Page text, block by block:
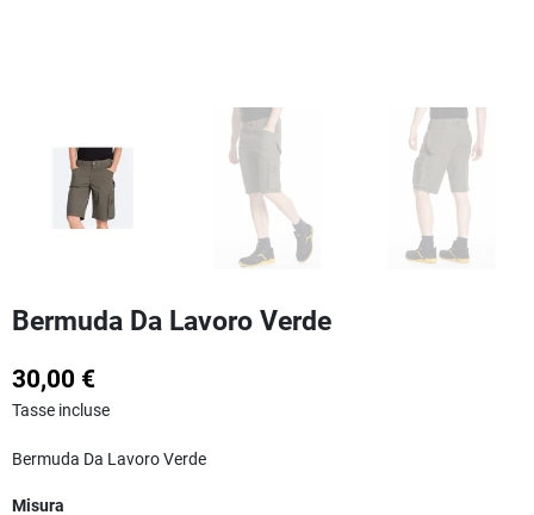
Bermuda Da Lavoro Verde
30,00 €
Tasse incluse
Bermuda Da Lavoro Verde
Misura